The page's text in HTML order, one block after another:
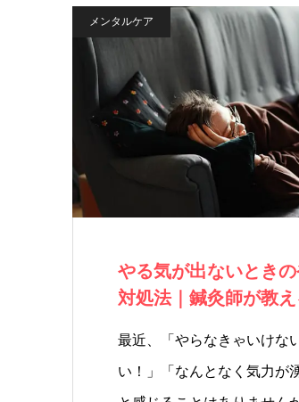
メンタルケア
やる気が出ないとき
対処法｜鍼灸師が教
最近、「やらなきゃいけな
い！」「なんとなく気力が